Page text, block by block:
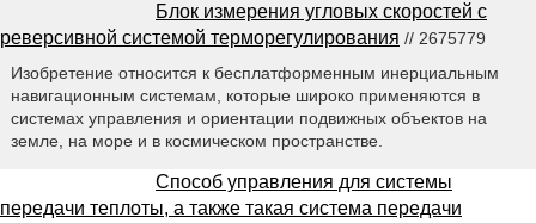
Блок измерения угловых скоростей с
реверсивной системой терморегулирования // 2675779
Изобретение относится к бесплатформенным инерциальным
навигационным системам, которые широко применяются в
системах управления и ориентации подвижных объектов на
земле, на море и в космическом пространстве.
Способ управления для системы
передачи теплоты, а также такая система передачи